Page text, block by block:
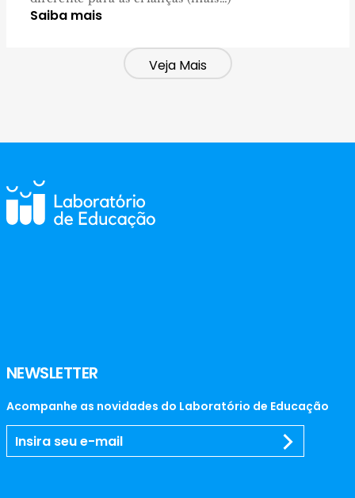
Saiba mais
Veja Mais
NEWSLETTER
Acompanhe as novidades do Laboratório de Educação